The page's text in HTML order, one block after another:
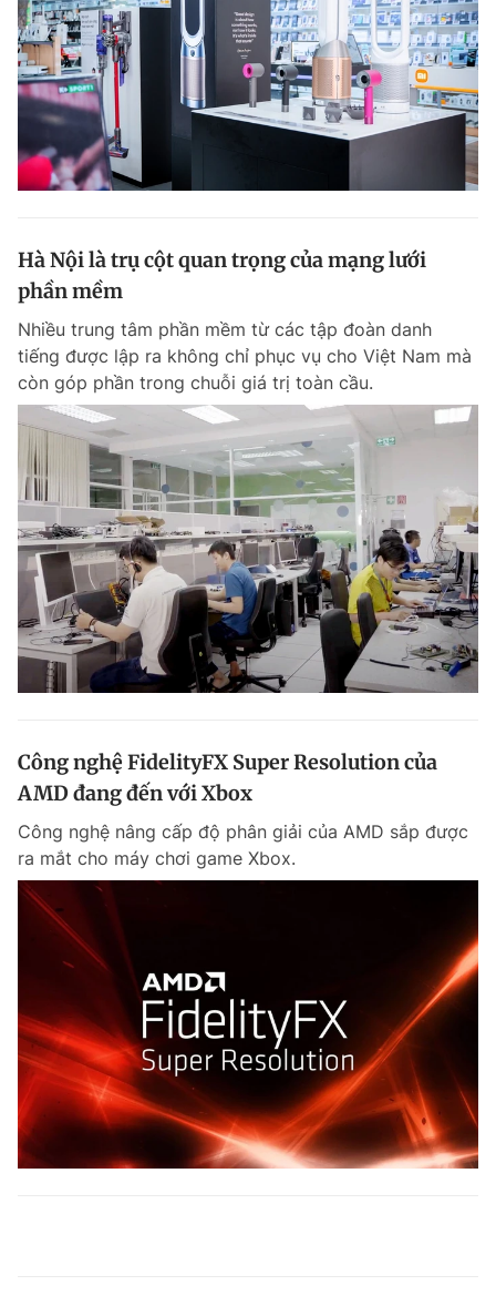
Hà Nội là trụ cột quan trọng của mạng lưới
phần mềm
Nhiều trung tâm phần mềm từ các tập đoàn danh
tiếng được lập ra không chỉ phục vụ cho Việt Nam mà
còn góp phần trong chuỗi giá trị toàn cầu.
Công nghệ FidelityFX Super Resolution của
AMD đang đến với Xbox
Công nghệ nâng cấp độ phân giải của AMD sắp được
ra mắt cho máy chơi game Xbox.